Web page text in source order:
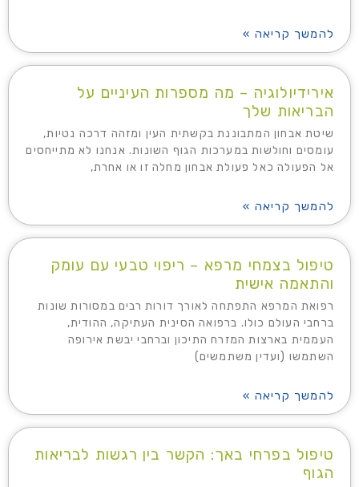
להמשך קריאה »
אירידיולוגיה – מה מספרות העיניים על
הבריאות שלך
שיטת אבחון המתבוננת בקשתית העין ומזהה דרכה נטיות,
עומסים וחולשות במערכות הגוף השונות. אנחנו לא מתייחסים
אל הפעולה כאל פעולת אבחון מחלה זו או אחרת,
להמשך קריאה »
טיפול בצמחי מרפא – ריפוי טבעי עם עומק
והתאמה אישית
רפואת המרפא התפתחה לאורך דורות רבים במסורות שונות
ברחבי העולם כולו. ברפואה הסינית העתיקה, ההודית,
העממית בארצות המזרח התיכון וברחבי יבשת אירופה
השתמשו (ועדין משתמשים)
להמשך קריאה »
טיפול בפרחי באך: הקשר בין רגשות לבריאות
הגוף